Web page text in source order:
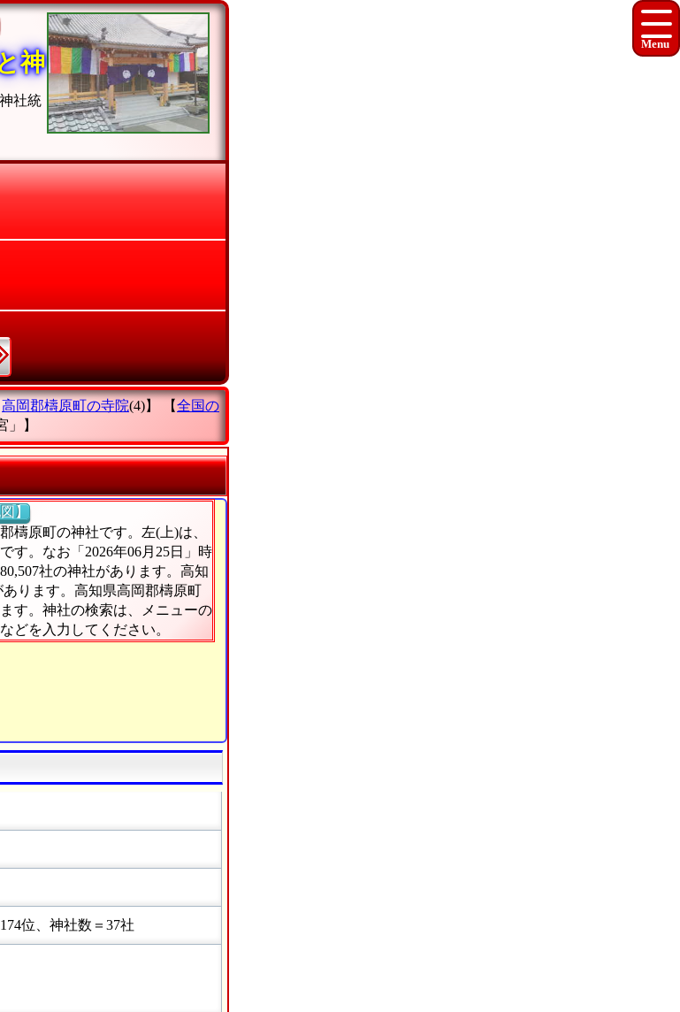
神
社統
高岡郡檮原町の寺院(4)】 【全国の
」 】
】
檮原町の神社です。左(上)は、
す。なお「2026年06月25日」時
社の神社があります。高知
あります。高知県高岡郡檮原町
す。神社の検索は、メニューの
どを入力してください。
位、神社数＝37社